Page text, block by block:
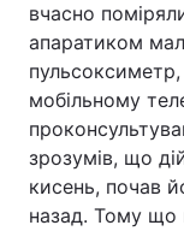
Тема
вчасно
апаратиком
мобільному
зрозумів, що
кисень, почав
назад. Тому що